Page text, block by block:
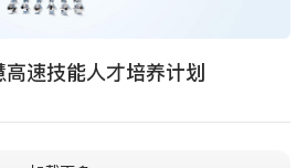
速技能人才培养计划